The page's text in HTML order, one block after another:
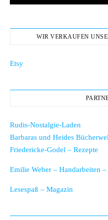
WIR VERKAUFEN
Etsy
Rudis-Nostalgie-Laden
Barbaras und Heides
Friedericke-Godel – Rezepte
Emilie Weber – Handarbeiten –
Lesespaß – Magazin